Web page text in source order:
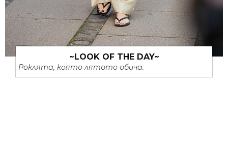
~LOOK OF THE DAY~
Роклята, която лятото обича.